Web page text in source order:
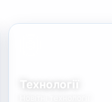
Технології